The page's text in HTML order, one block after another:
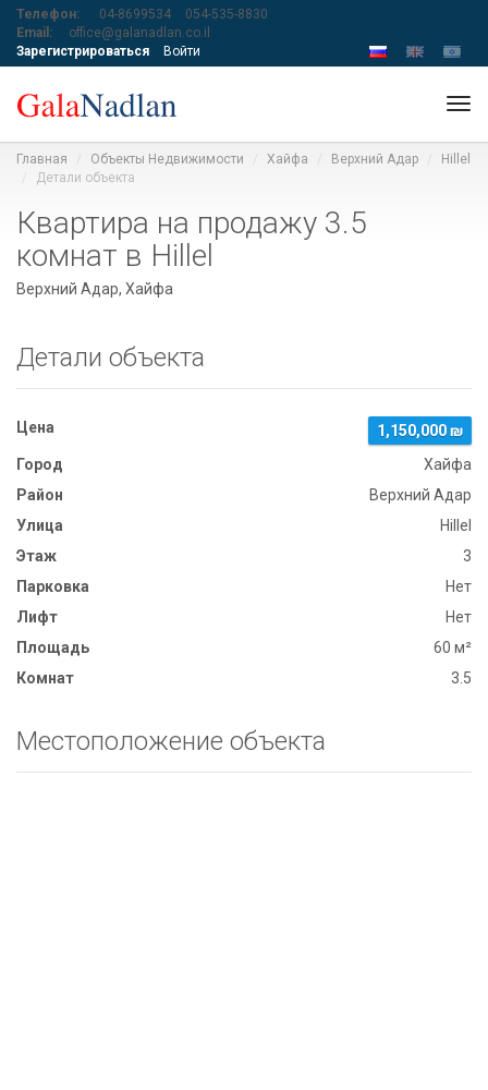
Телефон: 04-8699534
054-535-8830
Email:
office@galanadlan.co.il
Зарегистрироваться
Войти
Главная Объекты Недвижимости Хайфа Верхний Адар
Hillel
Детали объекта
Квартира на продажу 3.5
комнат в Hillel
Верхний Адар, Хайфа
Детали объекта
Цена
1,150,000 ₪
Город
Хайфа
Район
Верхний Адар
Улица
Hillel
Этаж
3
Парковка
Нет
Лифт
Нет
Площадь
60 м²
Комнат
3.5
Местоположение объекта